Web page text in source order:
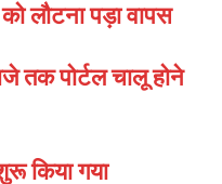
लौटना पड़ा वापस
तक पोर्टल चालू होने
किया गया